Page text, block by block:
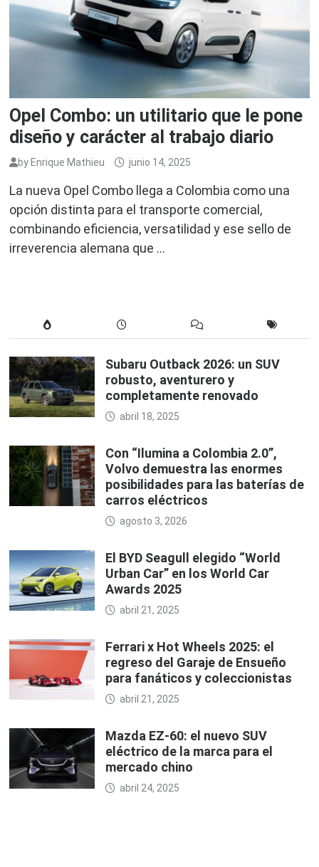
Opel Combo: un utilitario que le pone
diseño y carácter al trabajo diario
by Enrique Mathieu junio 14, 2025
La nueva Opel Combo llega a Colombia como una
opción distinta para el transporte comercial,
combinando eficiencia, versatilidad y ese sello de
irreverencia alemana que …
Subaru Outback 2026: un SUV
robusto, aventurero y
completamente renovado
abril 18, 2025
Con “Ilumina a Colombia 2.0”,
Volvo demuestra las enormes
posibilidades para las baterías de
carros eléctricos
agosto 3, 2026
El BYD Seagull elegido “World
Urban Car” en los World Car
Awards 2025
abril 21, 2025
Ferrari x Hot Wheels 2025: el
regreso del Garaje de Ensueño
para fanáticos y coleccionistas
abril 21, 2025
Mazda EZ-60: el nuevo SUV
eléctrico de la marca para el
mercado chino
abril 24, 2025